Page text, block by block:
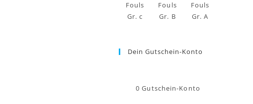
Fouls
Gr. c
Fouls
Gr. B
Fouls
Gr. A
Dein Gutschein-Konto
0 Gutschein-Konto